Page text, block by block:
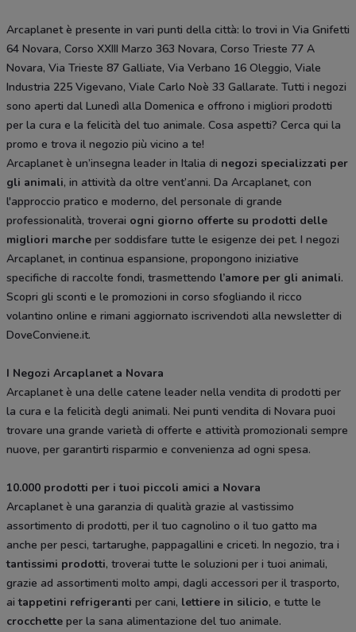
Arcaplanet è presente in vari punti della città: lo trovi in Via Gnifetti
64 Novara, Corso XXIII Marzo 363 Novara, Corso Trieste 77 A
Novara, Via Trieste 87 Galliate, Via Verbano 16 Oleggio, Viale
Industria 225 Vigevano, Viale Carlo Noè 33 Gallarate. Tutti i negozi
sono aperti dal Lunedì alla Domenica e offrono i migliori prodotti
per la cura e la felicità del tuo animale. Cosa aspetti? Cerca qui la
promo e trova il negozio più vicino a te!
Arcaplanet è un’insegna leader in Italia di negozi specializzati per
gli animali, in attività da oltre vent’anni. Da Arcaplanet, con
l'approccio pratico e moderno, del personale di grande
professionalità, troverai ogni giorno offerte su prodotti delle
migliori marche per soddisfare tutte le esigenze dei pet. I negozi
Arcaplanet, in continua espansione, propongono iniziative
specifiche di raccolte fondi, trasmettendo l’amore per gli animali.
Scopri gli sconti e le promozioni in corso sfogliando il ricco
volantino online e rimani aggiornato iscrivendoti alla newsletter di
DoveConviene.it.
I Negozi Arcaplanet a Novara
Arcaplanet è una delle catene leader nella vendita di prodotti per
la cura e la felicità degli animali. Nei punti vendita di Novara puoi
trovare una grande varietà di offerte e attività promozionali sempre
nuove, per garantirti risparmio e convenienza ad ogni spesa.
10.000 prodotti per i tuoi piccoli amici a Novara
Arcaplanet è una garanzia di qualità grazie al vastissimo
assortimento di prodotti, per il tuo cagnolino o il tuo gatto ma
anche per pesci, tartarughe, pappagallini e criceti. In negozio, tra i
tantissimi prodotti, troverai tutte le soluzioni per i tuoi animali,
grazie ad assortimenti molto ampi, dagli accessori per il trasporto,
aitappetini refrigeranti per cani, lettiere in silicio, e tutte le
crocchette per la sana alimentazione del tuo animale.